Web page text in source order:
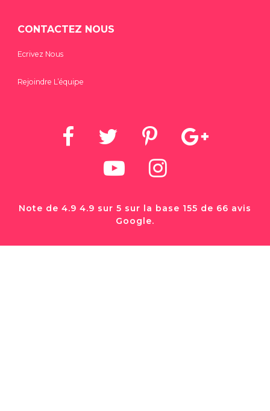
CONTACTEZ NOUS
Ecrivez Nous
Rejoindre L’équipe
Note de 4.9 4.9 sur 5 sur la base 155 de 66 avis
Google.